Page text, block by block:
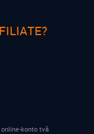
konto två